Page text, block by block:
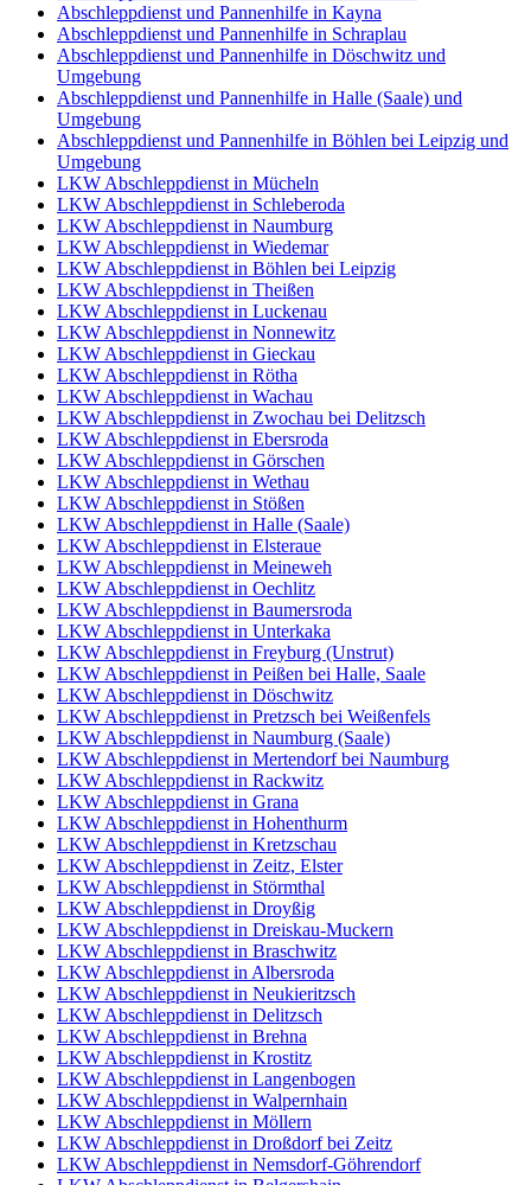
Abschleppdienst und Pannenhilfe in Kayna
Abschleppdienst und Pannenhilfe in Schraplau
Abschleppdienst und Pannenhilfe in Döschwitz und
Umgebung
Abschleppdienst und Pannenhilfe in Halle (Saale) und
Umgebung
Abschleppdienst und Pannenhilfe in Böhlen bei Leipzig und
Umgebung
LKW Abschleppdienst in Mücheln
LKW Abschleppdienst in Schleberoda
LKW Abschleppdienst in Naumburg
LKW Abschleppdienst in Wiedemar
LKW Abschleppdienst in Böhlen bei Leipzig
LKW Abschleppdienst in Theißen
LKW Abschleppdienst in Luckenau
LKW Abschleppdienst in Nonnewitz
LKW Abschleppdienst in Gieckau
LKW Abschleppdienst in Rötha
LKW Abschleppdienst in Wachau
LKW Abschleppdienst in Zwochau bei Delitzsch
LKW Abschleppdienst in Ebersroda
LKW Abschleppdienst in Görschen
LKW Abschleppdienst in Wethau
LKW Abschleppdienst in Stößen
LKW Abschleppdienst in Halle (Saale)
LKW Abschleppdienst in Elsteraue
LKW Abschleppdienst in Meineweh
LKW Abschleppdienst in Oechlitz
LKW Abschleppdienst in Baumersroda
LKW Abschleppdienst in Unterkaka
LKW Abschleppdienst in Freyburg (Unstrut)
LKW Abschleppdienst in Peißen bei Halle, Saale
LKW Abschleppdienst in Döschwitz
LKW Abschleppdienst in Pretzsch bei Weißenfels
LKW Abschleppdienst in Naumburg (Saale)
LKW Abschleppdienst in Mertendorf bei Naumburg
LKW Abschleppdienst in Rackwitz
LKW Abschleppdienst in Grana
LKW Abschleppdienst in Hohenthurm
LKW Abschleppdienst in Kretzschau
LKW Abschleppdienst in Zeitz, Elster
LKW Abschleppdienst in Störmthal
LKW Abschleppdienst in Droyßig
LKW Abschleppdienst in Dreiskau-Muckern
LKW Abschleppdienst in Braschwitz
LKW Abschleppdienst in Albersroda
LKW Abschleppdienst in Neukieritzsch
LKW Abschleppdienst in Delitzsch
LKW Abschleppdienst in Brehna
LKW Abschleppdienst in Krostitz
LKW Abschleppdienst in Langenbogen
LKW Abschleppdienst in Walpernhain
LKW Abschleppdienst in Möllern
LKW Abschleppdienst in Droßdorf bei Zeitz
LKW Abschleppdienst in Nemsdorf-Göhrendorf